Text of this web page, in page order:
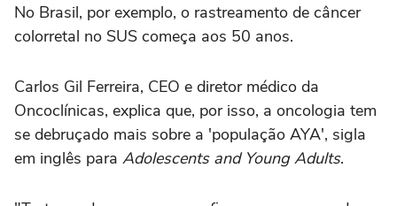
No Brasil, por exemplo, o rastreamento de câncer
colorretal no SUS começa aos 50 anos.
Carlos Gil Ferreira, CEO e diretor médico da
Oncoclínicas, explica que, por isso, a oncologia tem
se debruçado mais sobre a 'população AYA', sigla
em inglês para Adolescents and Young Adults.